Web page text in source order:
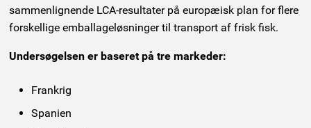
sammenlignende LCA-resultater på europæisk plan for flere
forskellige emballageløsninger til transport af frisk fisk.
Undersøgelsen er baseret på tre markeder:
Frankrig
Spanien